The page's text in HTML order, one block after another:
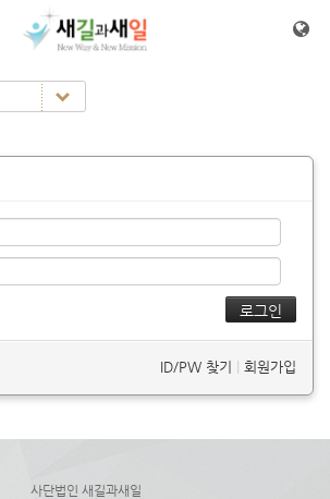
ID/PW 찾기 회원가입
사단법인 새길과새일